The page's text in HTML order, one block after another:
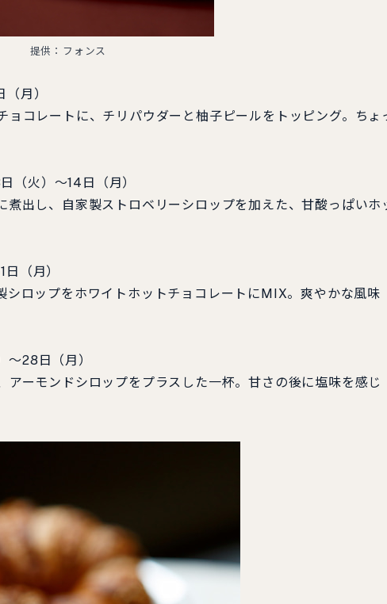
提供：フォンス
月）
コレートに、チリパウダーと柚子ピールをトッピング。ちょ
（火）～14日（月）
出し、自家製ストロベリーシロップを加えた、甘酸っぱいホ
（月）
ロップをホワイトホットチョコレートにMIX。爽やかな風味
28日（月）
ーモンドシロップをプラスした一杯。甘さの後に塩味を感じ